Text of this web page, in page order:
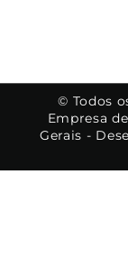
© Todos
Empresa
Gerais -